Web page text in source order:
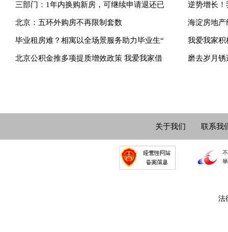
三部门：1年内换购新房，可继续申请退还已 逆势增长
北京：五环外购房不再限制套数 海淀房地
毕业租房难？相寓以全场景服务助力毕业生“ 我爱我家积
北京公积金推多项提质增效政策 我爱我家借 磨去岁月
关于我们 联系我
法